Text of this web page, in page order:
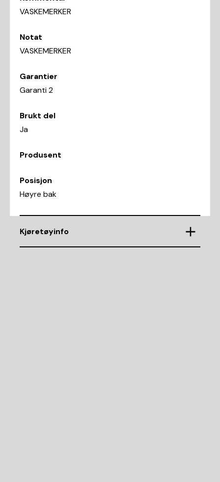
VASKEMERKER
Notat
VASKEMERKER
Garantier
Garanti 2
Brukt del
Ja
Produsent
Posisjon
Høyre bak
Kjøretøyinfo